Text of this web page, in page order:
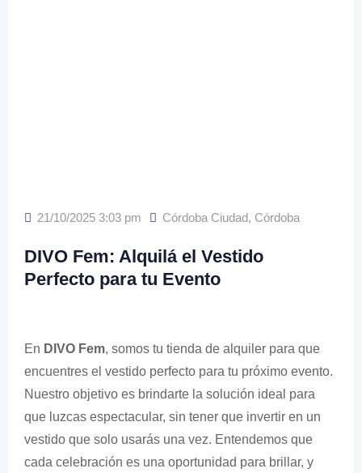
21/10/2025 3:03 pm Córdoba Ciudad, Córdoba
DIVO Fem: Alquilá el Vestido
Perfecto para tu Evento
En DIVO Fem, somos tu tienda de alquiler para que
encuentres el vestido perfecto para tu próximo evento.
Nuestro objetivo es brindarte la solución ideal para
que luzcas espectacular, sin tener que invertir en un
vestido que solo usarás una vez. Entendemos que
cada celebración es una oportunidad para brillar, y